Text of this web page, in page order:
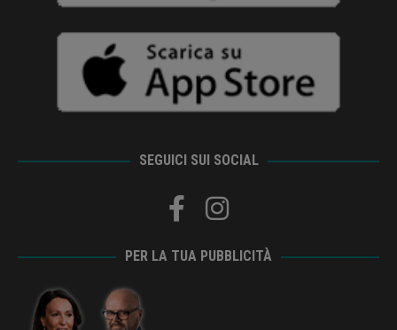
SEGUICI SUI SOCIAL
PER LA TUA PUBBLICITÀ